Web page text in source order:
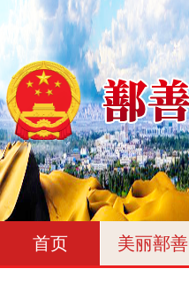
首页 美丽鄯善